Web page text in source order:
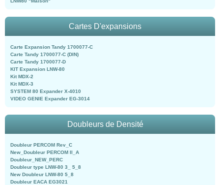
Cartes D'expansions
Carte Expansion Tandy 1700077-C
Carte Tandy 1700077-C (DIN)
Carte Tandy 1700077-D
KIT Expansion LNW-80
Kit MDX-2
Kit MDX-3
SYSTEM 80 Expander X-4010
VIDEO GENIE Expander EG-3014
Doubleurs de Densité
Doubleur PERCOM Rev_C
New_Doubleur PERCOM II_A
Doubleur_NEW_PERC
Doubleur type LNW-80 3_ 5_8
New Doubleur LNW-80 5_8
Doubleur EACA EG3021